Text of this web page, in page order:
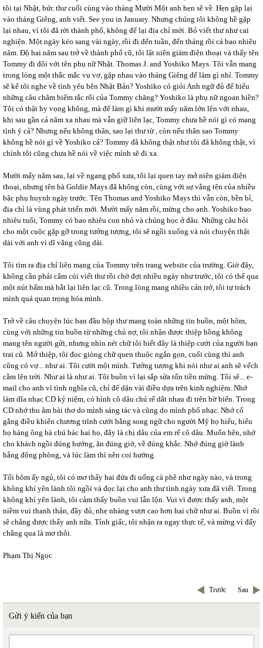
tôi tại Nhật, bức thư cuối cùng vào tháng Mười Một anh hẹn sẽ về. Hẹn gặp lại
vào tháng Giêng, anh viết. See you in January. Nhưng chúng tôi không hề gặp
lại nhau, vì tôi đã rời thành phố, không để lại địa chỉ mới. Bỏ viết thư như cai
nghiện. Một ngày kéo sang vài ngày, rồi đi đến tuần, đến tháng rồi cả bao nhiêu
năm. Độ hai năm sau trở về thành phố cũ, tôi lật niên giám điện thoại và thấy tên
Tommy đi đôi với tên phụ nữ Nhật. Thomas J. and Yoshiko Mays. Tôi vẫn mang
trong lòng một thắc mắc vu vơ, gặp nhau vào tháng Giêng để làm gì nhỉ. Tommy
sẽ kể tôi nghe về tình yêu bên Nhật Bản? Yoshiko có giỏi Anh ngữ đủ để hiểu
những câu châm biếm rắc rối của Tommy chăng? Yoshiko là phụ nữ ngoan hiền?
Tôi có thật hy vọng không, mà để làm gì khi mười mấy năm lớn lên với nhau,
khi sau gần cả năm xa nhau mà vẫn giữ liên lạc, Tommy chưa hề nói gì có mang
tình ý cả? Nhưng nếu không thân, sao lại thư từ , còn nếu thân sao Tommy
không hề nói gì về Yoshiko cả? Tommy đã không thật như tôi đã không thật, vì
chính tôi cũng chưa hề nói về việc mình sẽ đi xa.
Mười mấy năm sau, lại về ngang phố xưa, tôi lại quen tay mở niên giám điện
thoại, nhưng tên bà Goldie Mays đã không còn, cùng với sự vắng tên của nhiều
bậc phụ huynh ngày trước. Tên Thomas and Yoshiko Mays thì vẫn còn, bền bỉ,
địa chỉ là vùng phát triển mới. Mười mấy năm rồi, mừng cho anh. Yoshiko bao
nhiêu tuổi, Tommy có bao nhiêu con nhỏ và chúng học ở đâu. Những câu hỏi
cho một cuộc gặp gỡ trong tưởng tượng, tôi sẽ ngồi xuống và nói chuyện thật
dài với anh vì dĩ vãng cũng dài.
Tôi tìm ra địa chỉ liên mạng của Tommy trên trang website của trường. Giờ đây,
không cần phải cắm cúi viết thư rồi chờ đợi nhiều ngày như trước, tôi có thể qua
một nút bấm mà bắt lại liên lạc cũ. Trong lòng mang nhiều cản trở, tôi tự trách
mình quá quan trọng hóa mình.
Trở về câu chuyện lúc ban đầu hộp thư mang toàn những tin buồn, một hôm,
cùng với những tin buồn từ những chủ nợ, tôi nhận được thiệp hồng không
mang tên người gửi, nhưng nhìn nét chữ tôi biết đây là thiệp cưới của người bạn
trai cũ. Mở thiệp, tôi đọc giòng chữ quen thuộc ngắn gọn, cuối cùng thì anh
cũng có vợ... như ai. Tôi cười một mình. Tưởng tượng khi nói như ai anh sẽ vếch
cằm lên trời. Như ai là như ai. Tôi buồn vì lại sắp sửa tốn tiền mừng. Tôi sẽ... e-
mail cho anh vì tình nghĩa cũ, chỉ để dặn vài điều dựa trên kinh nghiệm. Nhớ
làm dĩa nhạc CD kỷ niệm, có hình cô dâu chú rể dắt nhau đi trên bờ biển. Trong
CD nhớ thu âm bài thơ do mình sáng tác và cũng do mình phổ nhạc. Nhớ cố
gắng điều khiển chương trình cưới bằng song ngữ cho người Mỹ họ hiểu, hiểu
họ hàng ông bà chú bác hai họ, đây là chị dâu của em rể cô dâu. Muốn hên, nhớ
cho khách ngồi đúng hướng, ăn đúng giờ, về đúng khắc. Nhớ đúng giờ lành
hẵng động phòng, và lúc làm thì nên coi hướng.
Tối hôm ấy ngủ, tôi có mơ thấy hai đứa đi uống cà phê như ngày nào, và trong
không khí yên lành tôi ngồi và đọc lại cho anh thư tình ngày xưa đã viết. Trong
không khí yên lành, tôi cảm thấy buồn vui lẫn lộn. Vui vì được thấy anh, một
niềm vui thanh thản, đầy đủ, nhẹ nhàng vượt cao hơn hai chữ như ai. Buồn vì rồi
sẽ chẳng được thấy anh nữa. Tỉnh giấc, tôi nhận ra ngay thực tế, và mừng vì đấy
chẳng qua là mơ thôi.
Phạm Thị Ngọc
Trước Sau
Gửi ý kiến của bạn